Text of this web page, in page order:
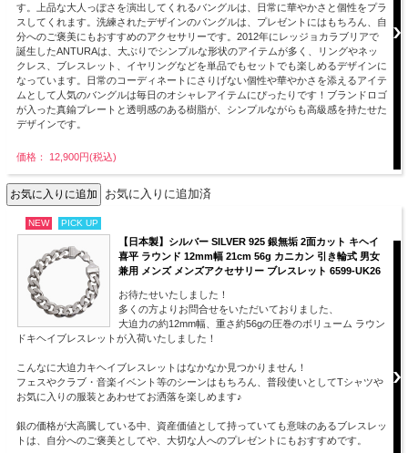
す。上品な大人っぽさを演出してくれるバングルは、日常に華やかさと個性をプラ
スしてくれます。洗練されたデザインのバングルは、プレゼントにはもちろん、自
分へのご褒美にもおすすめのアクセサリーです。2012年にレッジョカラブリアで
誕生したANTURAは、大ぶりでシンプルな形状のアイテムが多く、リングやネッ
クレス、ブレスレット、イヤリングなどを単品でもセットでも楽しめるデザインに
なっています。日常のコーディネートにさりげない個性や華やかさを添えるアイテ
ムとして人気のバングルは毎日のオシャレアイテムにぴったりです！ブランドロゴ
が入った真鍮プレートと透明感のある樹脂が、シンプルながらも高級感を持たせた
デザインです。
価格： 12,900円(税込)
お気に入りに追加済
NEW PICK UP
【日本製】シルバー SILVER 925 銀無垢 2面カット キヘイ
喜平 ラウンド 12mm幅 21cm 56g カニカン 引き輪式 男女
兼用 メンズ メンズアクセサリー ブレスレット 6599-UK26
お待たせいたしました！
多くの方よりお問合せをいただいておりました、
大迫力の約12mm幅、重さ約56gの圧巻のボリューム ラウン
ドキヘイブレスレットが入荷いたしました！
こんなに大迫力キヘイブレスレットはなかなか見つかりません！
フェスやクラブ・音楽イベント等のシーンはもちろん、普段使いとしてTシャツや
お気に入りの服装とあわせてお洒落を楽しめます♪
銀の価格が大高騰している中、資産価値として持っていても意味のあるブレスレッ
トは、自分へのご褒美としてや、大切な人へのプレゼントにもおすすめです。